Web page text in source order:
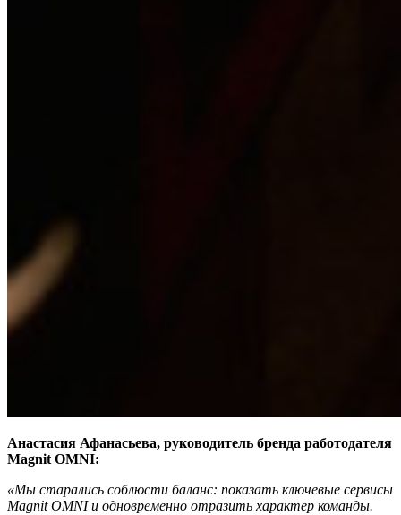
Анастасия Афанасьева, руководитель бренда работодателя
Magnit OMNI:
«Мы старались соблюсти баланс: показать ключевые сервисы
Magnit OMNI и одновременно отразить характер команды.